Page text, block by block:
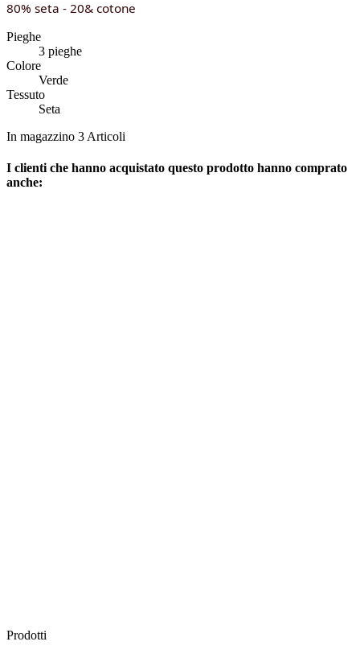
80% seta - 20& cotone
Pieghe
3 pieghe
Colore
Verde
Tessuto
Seta
In magazzino 3 Articoli
I clienti che hanno acquistato questo prodotto hanno comprato
anche:
Prodotti